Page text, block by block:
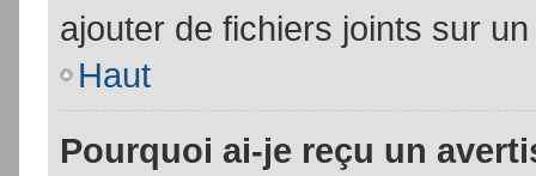
ajouter de fichiers joints sur
Haut
Pourquoi ai-je reçu un